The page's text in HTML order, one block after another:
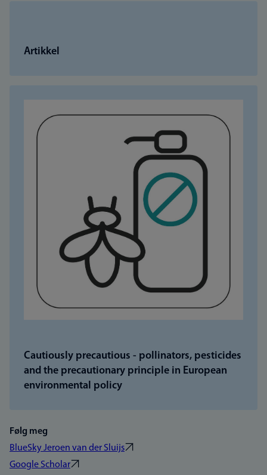
Artikkel
Cautiously precautious - pollinators, pesticides
and the precautionary principle in European
environmental policy
Følg meg
BlueSky Jeroen van der Sluijs
Google Scholar